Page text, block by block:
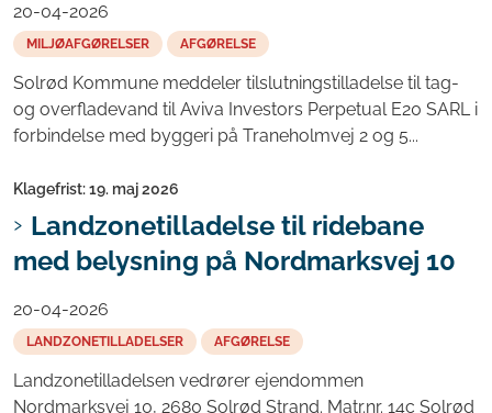
20-04-2026
MILJØAFGØRELSER AFGØRELSE
Solrød Kommune meddeler tilslutningstilladelse til tag-
og overfladevand til Aviva Investors Perpetual E20 SARL i
forbindelse med byggeri på Traneholmvej 2 og 5...
Klagefrist: 19. maj 2026
Landzonetilladelse til ridebane
med belysning på Nordmarksvej 10
20-04-2026
LANDZONETILLADELSER AFGØRELSE
Landzonetilladelsen vedrører ejendommen
Nordmarksvej 10, 2680 Solrød Strand. Matr.nr. 14c Solrød